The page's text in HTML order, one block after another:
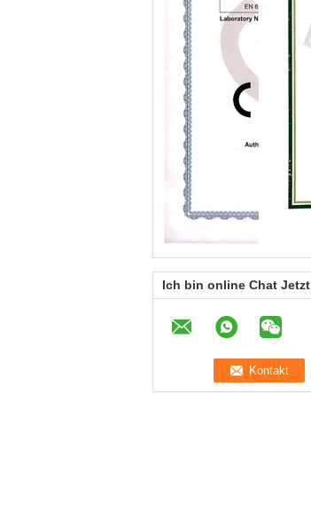
Ich bin online Chat Jetzt